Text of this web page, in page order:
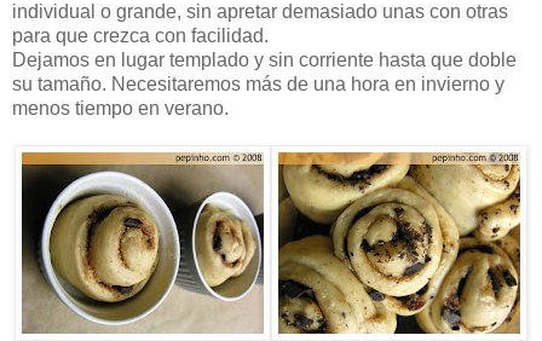
individual o grande, sin apretar demasiado unas con otras
para que crezca con facilidad.
Dejamos en lugar templado y sin corriente hasta que doble
su tamaño. Necesitaremos más de una hora en invierno y
menos tiempo en verano.